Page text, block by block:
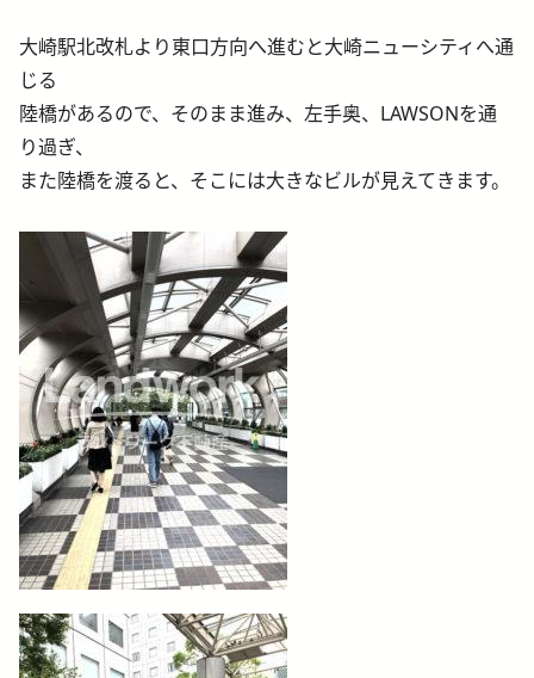
大崎駅北改札より東口方向へ進むと大崎ニューシティへ通
じる
陸橋があるので、そのまま進み、左手奥、LAWSONを通
り過ぎ、
また陸橋を渡ると、そこには大きなビルが見えてきます。